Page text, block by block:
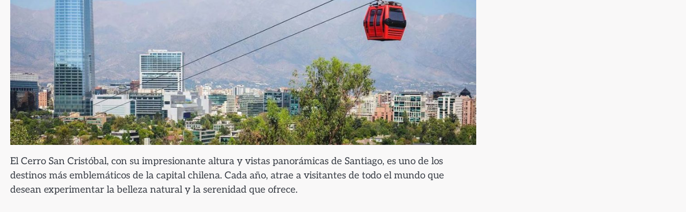
El Cerro San Cristóbal, con su impresionante altura y vistas panorámicas de Santiago, es uno de los
destinos más emblemáticos de la capital chilena. Cada año, atrae a visitantes de todo el mundo que
desean experimentar la belleza natural y la serenidad que ofrece.